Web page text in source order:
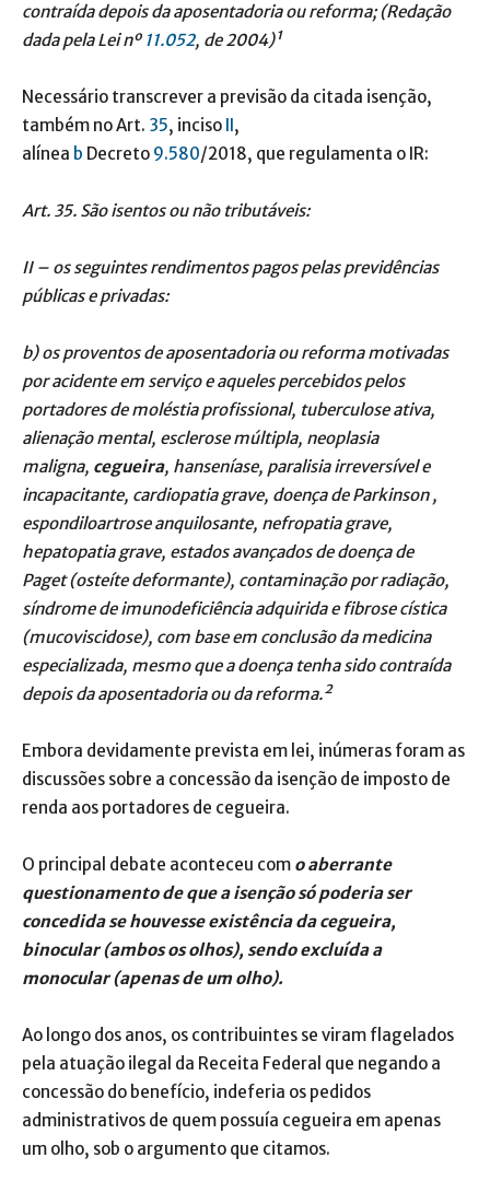
contraída depois da aposentadoria ou reforma; (Redação
dada pela Lei nº 11.052, de 2004)¹
Necessário transcrever a previsão da citada isenção,
também no Art. 35, inciso
,
alínea b Decreto 9.580/2018, que regulamenta o IR:
Art. 35. São isentos ou não tributáveis:
II – os seguintes rendimentos pagos pelas previdências
públicas e privadas:
b) os proventos de aposentadoria ou reforma motivadas
por acidente em serviço e aqueles percebidos pelos
portadores de moléstia profissional, tuberculose ativa,
alienação mental, esclerose múltipla, neoplasia
maligna, cegueira, hanseníase, paralisia irreversível e
incapacitante, cardiopatia grave, doença de Parkinson ,
espondiloartrose anquilosante, nefropatia grave,
hepatopatia grave, estados avançados de doença de
Paget (osteíte deformante), contaminação por radiação,
síndrome de imunodeficiência adquirida e fibrose cística
(mucoviscidose), com base em conclusão da medicina
especializada, mesmo que a doença tenha sido contraída
depois da aposentadoria ou da reforma.²
Embora devidamente prevista em lei, inúmeras foram as
discussões sobre a concessão da isenção de imposto de
renda aos portadores de cegueira.
O principal debate aconteceu com o aberrante
questionamento de que a isenção só poderia ser
concedida se houvesse existência da cegueira,
binocular (ambos os olhos), sendo excluída a
monocular (apenas de um olho).
Ao longo dos anos, os contribuintes se viram flagelados
pela atuação ilegal da Receita Federal que negando a
concessão do benefício, indeferia os pedidos
administrativos de quem possuía cegueira em apenas
um olho, sob o argumento que citamos.